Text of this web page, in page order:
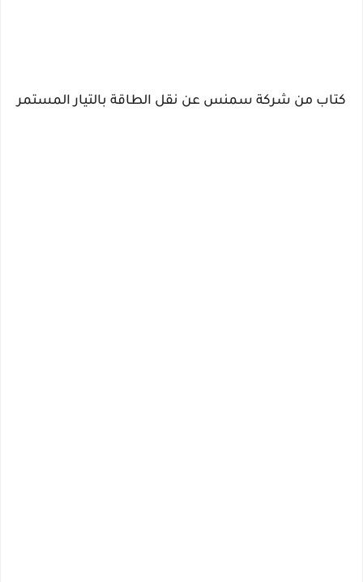
كتاب من شركة سمنس عن نقل الطاقة بالتيار المستمر